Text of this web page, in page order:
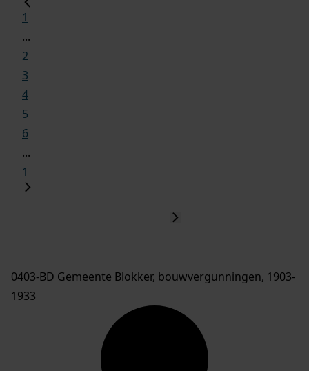
1
...
2
3
4
5
6
...
1
0403-BD Gemeente Blokker, bouwvergunningen, 1903-
1933